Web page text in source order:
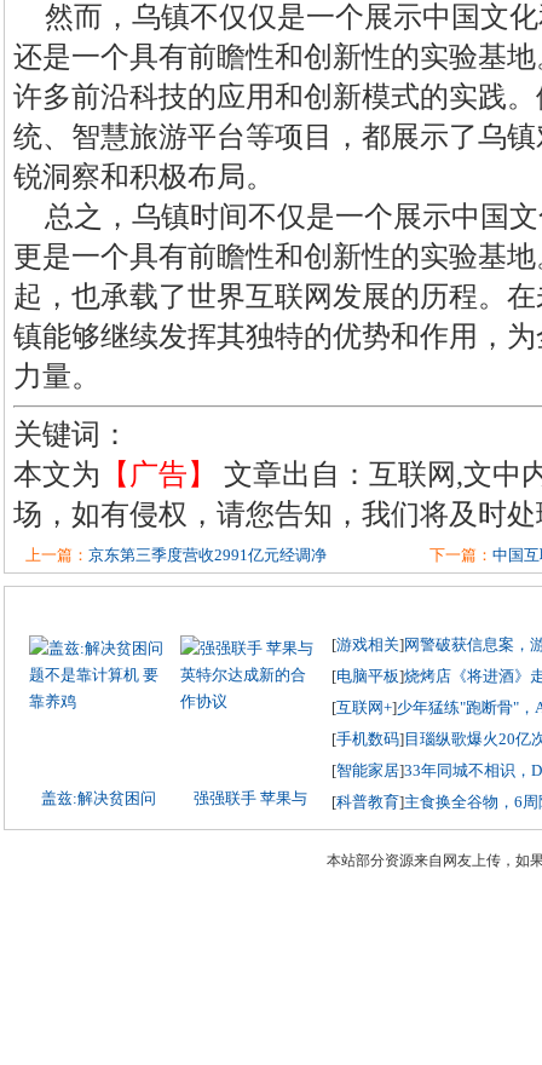
然而，乌镇不仅仅是一个展示中国文
还是一个具有前瞻性和创新性的实验基
许多前沿科技的应用和创新模式的实践
统、智慧旅游平台等项目，都展示了乌
锐洞察和积极布局。
总之，乌镇时间不仅是一个展示中国
更是一个具有前瞻性和创新性的实验基
起，也承载了世界互联网发展的历程。
镇能够继续发挥其独特的优势和作用，
力量。
关键词：
本文为 【广告】
文章出自：互联网,文中
场，如有侵权，请您告知，我们将及时
上一篇： 京东第三季度营收2991亿元经调净 下一篇： 中国
盖兹:解决贫困问 强强联手 苹果与
[游戏相关]网警破获信息案，
[电脑平板]烧烤店《将进酒》
[互联网+]少年猛练"跑断骨"，
[手机数码]目瑙纵歌爆火20亿
[智能家居]33年同城不相识，
[科普教育]主食换全谷物，6
本站部分资源来自网友上传，如